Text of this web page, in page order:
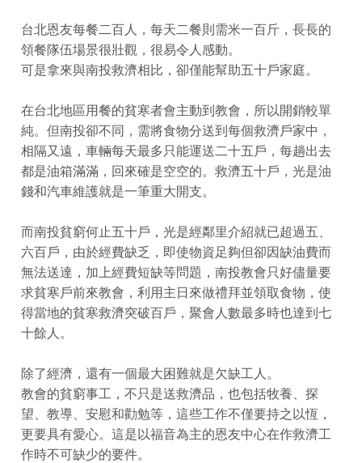
台北恩友每餐二百人，每天二餐則需米一百斤，長長的
領餐隊伍場景很壯觀，很易令人感動。
可是拿來與南投救濟相比，卻僅能幫助五十戶家庭。
在台北地區用餐的貧寒者會主動到教會，所以開銷較單
純。但南投卻不同，需將食物分送到每個救濟戶家中，
相隔又遠，車輛每天最多只能運送二十五戶，每趟出去
都是油箱滿滿，回來確是空空的。救濟五十戶，光是油
錢和汽車維護就是一筆重大開支。
而南投貧窮何止五十戶，光是經鄰里介紹就已超過五、
六百戶，由於經費缺乏，即使物資足夠但卻因缺油費而
無法送達，加上經費短缺等問題，南投教會只好儘量要
求貧寒戶前來教會，利用主日來做禮拜並領取食物，使
得當地的貧寒救濟突破百戶，聚會人數最多時也達到七
十餘人。
除了經濟，還有一個最大困難就是欠缺工人。
教會的貧窮事工，不只是送救濟品，也包括牧養、探
望、教導、安慰和勸勉等，這些工作不僅要持之以恆，
更要具有愛心。這是以福音為主的恩友中心在作救濟工
作時不可缺少的要件。